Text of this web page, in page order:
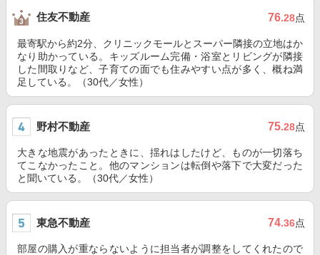
住友不動産 76.28点
最寄駅から約2分、クリニックモールとスーパー隣接の立地はか
なり助かっている。キッズルーム完備・浴室とリビングが隣接
した間取りなど、子育ての面でも住みやすい点が多く、概ね満
足している。（30代／女性）
野村不動産 75.28点
大きな地震があったときに、揺れはしたけど、ものが一切落ち
てこなかったこと。他のマンションは転倒や落下で大変だった
と聞いている。（30代／女性）
東急不動産 74.36点
部屋の購入が重ならないように担当者が調整をしてくれたので